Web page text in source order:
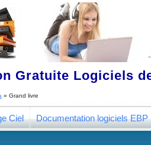
Gratuite Logiciels
» Grand livre
Ciel Documentation logiciels EBP